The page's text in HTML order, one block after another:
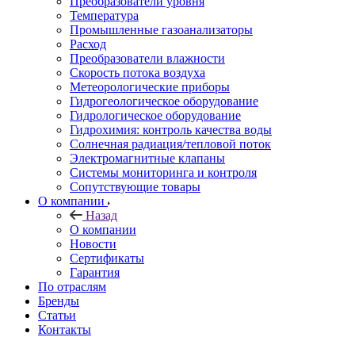
Температура
Промышленные газоанализаторы
Расход
Преобразователи влажности
Скорость потока воздуха
Метеорологические приборы
Гидрогеологическое оборудование
Гидрологическое оборудование
Гидрохимия: контроль качества воды
Солнечная радиация/тепловой поток
Электромагнитные клапаны
Системы мониторинга и контроля
Сопутствующие товары
О компании
Назад
О компании
Новости
Сертификаты
Гарантия
По отраслям
Бренды
Статьи
Контакты